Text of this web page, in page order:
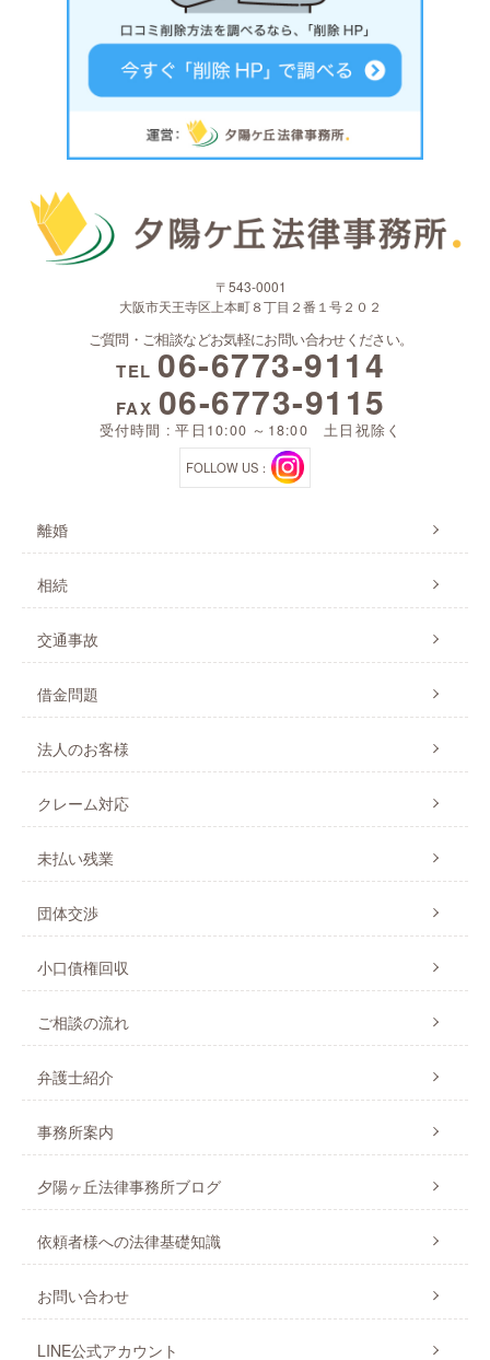
〒543-0001
大阪市天王寺区上本町８丁目２番１号２０２
ご質問・ご相談などお気軽にお問い合わせください。
TEL 06-6773-9114
FAX 06-6773-9115
受付時間 : 平日10:00 ～18:00 土日祝除く
FOLLOW US：
離婚
相続
交通事故
借金問題
法人のお客様
クレーム対応
未払い残業
団体交渉
小口債権回収
ご相談の流れ
弁護士紹介
事務所案内
夕陽ヶ丘法律事務所ブログ
依頼者様への法律基礎知識
お問い合わせ
LINE公式アカウント